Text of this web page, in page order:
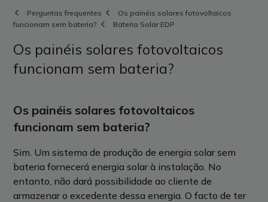
Perguntas frequentes
Os painéis solares fotovoltaicos
funcionam sem bateria?
Bateria Solar EDP
Os painéis solares fotovoltaicos
funcionam sem bateria?
Os painéis solares fotovoltaicos
funcionam sem bateria?
Sim. Um sistema de produção de energia solar sem
bateria fornecerá energia solar à instalação. No
entanto, não dará possibilidade ao cliente de
armazenar o excedente dessa energia. O facto de ter